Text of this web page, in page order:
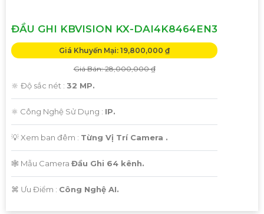
ĐẦU GHI KBVISION KX-DAI4K8464EN3
Giá Khuyến Mại: 19,800,000 ₫
Giá Bán: 28,000,000 ₫
🔆 Độ sắc nét : 32 MP.
⚛️ Công Nghệ Sử Dụng : IP.
💡 Xem ban đêm : Từng Vị Trí Camera .
🕸️ Mẫu Camera Đầu Ghi 64 kênh.
️⌘ Ưu Điểm : Công Nghệ AI.